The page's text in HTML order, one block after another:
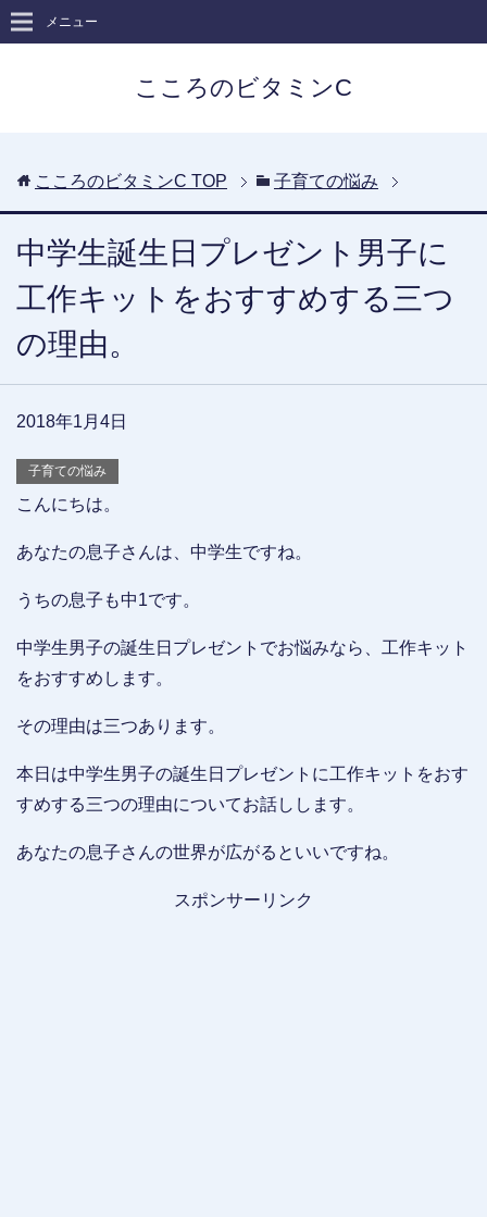
こころのビタミンC
メニュー
こころのビタミンC TOP 子育ての悩み
中学生誕生日プレゼント男子に
工作キットをおすすめする三つ
の理由。
2018年1月4日
子育ての悩み
こんにちは。
あなたの息子さんは、中学生ですね。
うちの息子も中1です。
中学生男子の誕生日プレゼントでお悩みなら、工作キット
をおすすめします。
その理由は三つあります。
本日は中学生男子の誕生日プレゼントに工作キットをおす
すめする三つの理由についてお話しします。
あなたの息子さんの世界が広がるといいですね。
スポンサーリンク